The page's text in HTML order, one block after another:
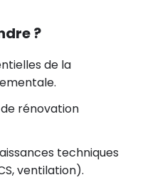
et objectif d’un parc
bâtiment ;
acteurs à
d’ouvrage délégué,
?
de la
rénovation
techniques
ventilation).